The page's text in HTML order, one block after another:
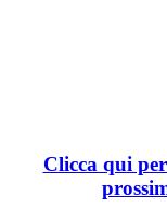
Clicca qui